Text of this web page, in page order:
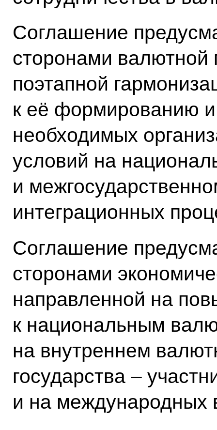
Соглашение
сторонами валютной
поэтапной
к её формированию
необходимых
условий на
и
интеграционных
Соглашение
сторонами
направленной на
к национальным
на внутреннем
государства –
и на международных